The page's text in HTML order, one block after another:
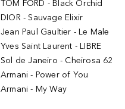
TOM FORD - Black Orchid
DIOR - Sauvage Elixir
Jean Paul Gaultier - Le Male
Yves Saint Laurent - LIBRE
Sol de Janeiro - Cheirosa 62
Armani - Power of You
Armani - My Way